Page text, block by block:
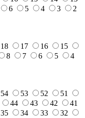
6 5 4 3
2
18 17 16
15
8 7 6 5
4
54 53 52
51
44 43 42
41
35 34 33
32